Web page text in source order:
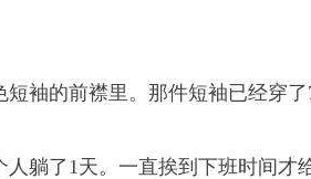
的前襟里。那件短袖已经穿了
躺了1天。一直挨到下班时间才